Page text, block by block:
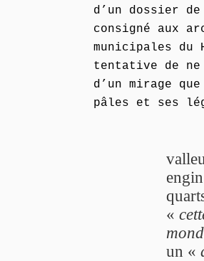
d’un dossier de
consigné aux
municipales du
tentative de
d’un mirage
pâles et ses
«
un «